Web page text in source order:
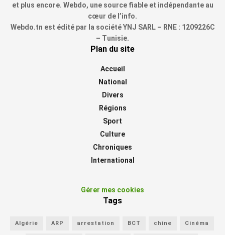
et plus encore. Webdo, une source fiable et indépendante au
cœur de l’info.
Webdo.tn est édité par la société YNJ SARL – RNE : 1209226C
– Tunisie.
Plan du site
Accueil
National
Divers
Régions
Sport
Culture
Chroniques
International
Gérer mes cookies
Tags
Algérie ARP arrestation BCT chine Cinéma